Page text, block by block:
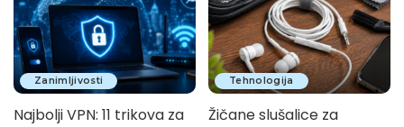
Zanimljivosti
Najbolji VPN: 11 trikova za
Tehnologija
Žičane slušalice za